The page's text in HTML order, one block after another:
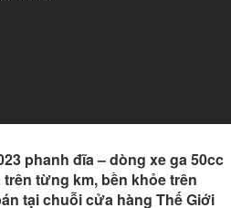
phanh đĩa – dòng xe ga 50cc
trên từng km, bền khỏe trên
tại chuỗi cửa hàng Thế Giới